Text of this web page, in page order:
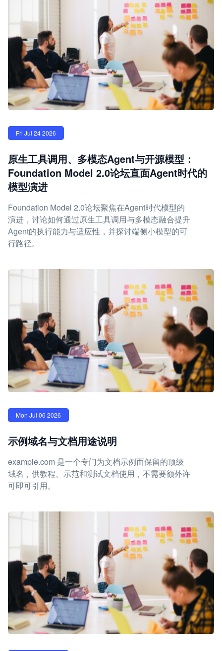
Fri Jul 24 2026
原生工具调用、多模态Agent与开源模型：
Foundation Model 2.0论坛直面Agent时代的
模型演进
Foundation Model 2.0论坛聚焦在Agent时代模型的
演进，讨论如何通过原生工具调用与多模态融合提升
Agent的执行能力与适应性，并探讨端侧小模型的可
行路径。
Mon Jul 06 2026
示例域名与文档用途说明
example.com 是一个专门为文档示例而保留的顶级
域名，供教程、示范和测试文档使用，不需要额外许
可即可引用。